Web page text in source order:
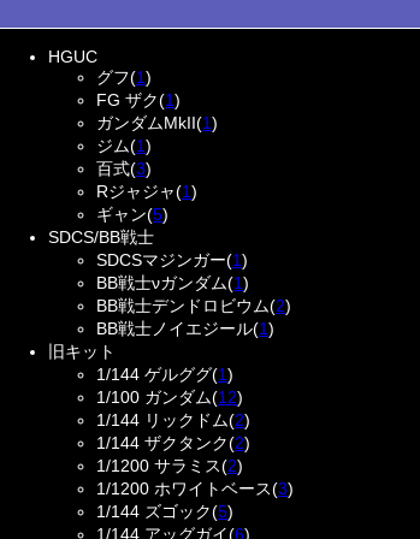
HGUC
グフ(1)
FG ザク(1)
ガンダムMkII(1)
ジム(1)
百式(3)
Rジャジャ(1)
ギャン(5)
SDCS/BB戦士
SDCSマジンガー(1)
BB戦士νガンダム(1)
BB戦士デンドロビウム(2)
BB戦士ノイエジール(1)
旧キット
1/144 ゲルググ(1)
1/100 ガンダム(12)
1/144 リックドム(2)
1/144 ザクタンク(2)
1/1200 サラミス(2)
1/1200 ホワイトベース(3)
1/144 ズゴック(5)
1/144 アッグガイ(6)